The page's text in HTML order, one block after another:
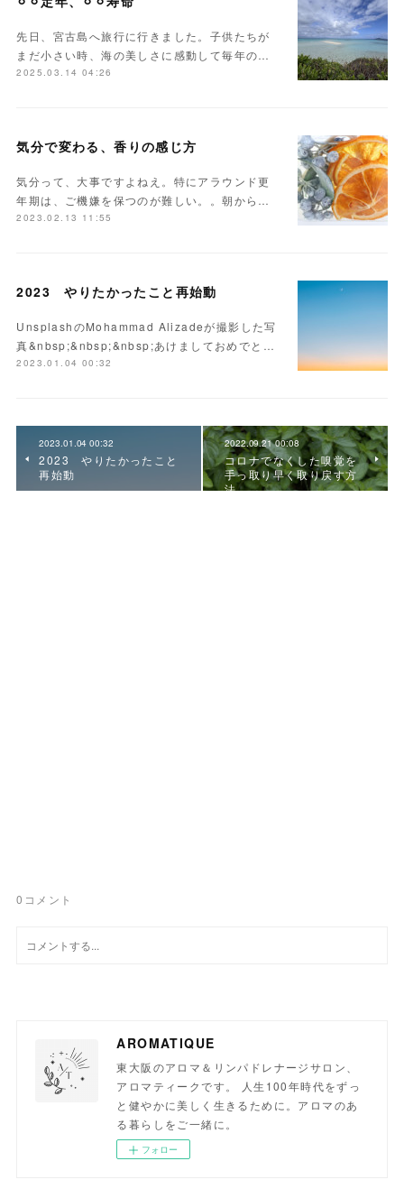
先日、宮古島へ旅行に行きました。子供たちが
まだ小さい時、海の美しさに感動して毎年の…
2025.03.14 04:26
気分で変わる、香りの感じ方
気分って、大事ですよねえ。特にアラウンド更
年期は、ご機嫌を保つのが難しい。。朝から…
2023.02.13 11:55
2023 やりたかったこと再始動
UnsplashのMohammad Alizadeが撮影した写
真&nbsp;&nbsp;&nbsp;あけましておめでと…
2023.01.04 00:32
2023.01.04 00:32
2023 やりたかったこと
再始動
2022.09.21 00:08
コロナでなくした嗅覚を
手っ取り早く取り戻す方
法
0 コメント
AROMATIQUE
東大阪のアロマ＆リンパドレナージサロン、
アロマティークです。 人生100年時代をずっ
と健やかに美しく生きるために。アロマのあ
る暮らしをご一緒に。
フォロー